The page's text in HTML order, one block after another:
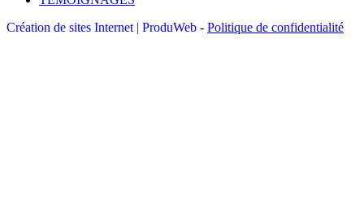
Création de sites Internet | ProduWeb - Politique de confidentialité